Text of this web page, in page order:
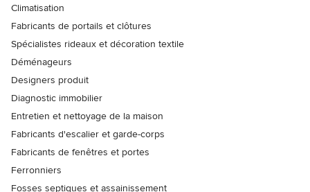
Climatisation
Fabricants de portails et clôtures
Spécialistes rideaux et décoration textile
Déménageurs
Designers produit
Diagnostic immobilier
Entretien et nettoyage de la maison
Fabricants d'escalier et garde-corps
Fabricants de fenêtres et portes
Ferronniers
Fosses septiques et assainissement